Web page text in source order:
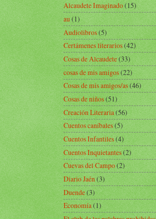
Alcaudete Imaginado(15)
au(1)
Audiolibros(5)
Certámenes literarios(42)
Cosas de Alcaudete(33)
cosas de mis amigos(22)
Cosas de mis amigos/as(46)
Cosas de niños(51)
Creación Literaria(56)
Cuentos caníbales(5)
Cuentos Infantiles(4)
Cuentos Inquietantes(2)
Cuevas del Campo(2)
Diario Jaén(3)
Duende(3)
Economía(1)